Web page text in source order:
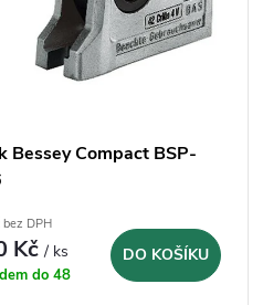
Bessey Compact BSP-
DPH
Kč/ ks
do 48
DO KOŠÍKU